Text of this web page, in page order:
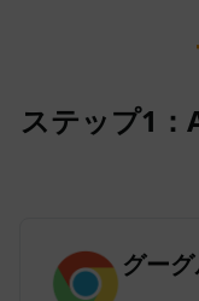
ステップ1：
グー